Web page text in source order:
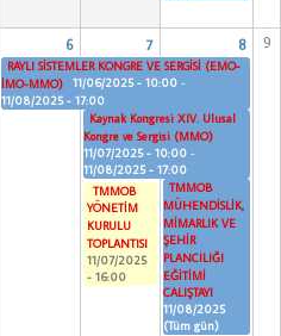
6 7 8 9
RAYLI SİSTEMLER KONGRE VE SERGİSİ (EMO-
İMO-MMO)
11/06/2025 - 10:00 -
11/08/2025 - 17:00
Kaynak Kongresi XIV. Ulusal
Kongre ve Sergisi (MMO)
11/07/2025 - 10:00 -
11/08/2025 - 17:00
TMMOB
YÖNETİM
KURULU
TOPLANTISI
11/07/2025
- 16:00
TMMOB
MÜHENDİSLİK,
MİMARLIK VE
ŞEHİR
PLANCILIĞI
EĞİTİMİ
ÇALIŞTAYI
11/08/2025
(Tüm gün)